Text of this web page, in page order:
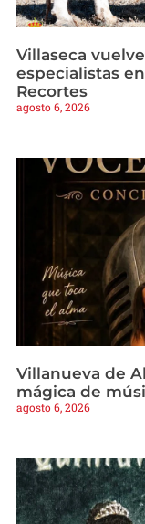
Villaseca
especialistas
Recortes
agosto 6, 2026
Villanueva de
mágica de
agosto 6, 2026